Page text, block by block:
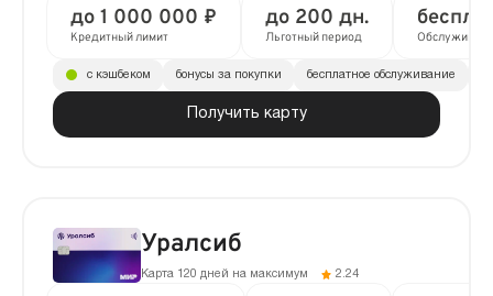
надежных банков — ВТБ, Уралсиб, Альфа-Банк, Т-Банк (Тинькофф),
Кредит Европа Банк
до 1 000 000 ₽
Кредитный лимит
до 200 дн.
Льготный период
Получить карту
с кэшбеком бонусы за покупки бесплатное обслуживание
Уралсиб
Карта 120 дней на максимум 2.24